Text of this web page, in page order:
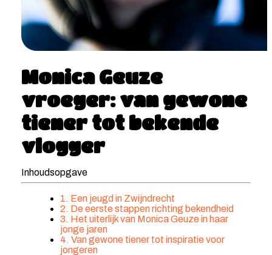
Monica Geuze
vroeger: van gewone
tiener tot bekende
vlogger
Inhoudsopgave
1. Een jeugd in Zwijndrecht
2. De eerste stappen richting bekendheid
3. Het uiterlijk van Monica Geuze in haar
jonge jaren
4. Van gewone tiener tot inspiratie voor
jongeren